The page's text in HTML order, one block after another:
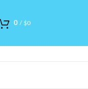
0 / $0